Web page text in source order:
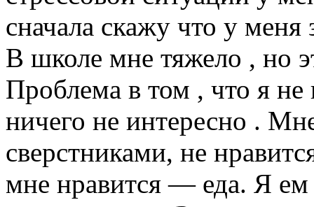
сначала скажу что у
В школе мне тяжело , но
Проблема в том , что я
ничего не интересно .
сверстниками, не
мне нравится — еда. Я ем